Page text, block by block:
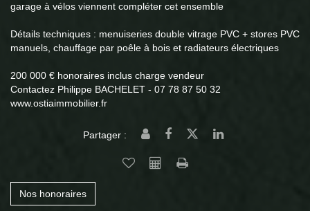
garage à vélos viennent compléter cet ensemble
Détails techniques : menuiseries double vitrage PVC + stores PVC
manuels, chauffage par poêle à bois et radiateurs électriques
200 000 € honoraires inclus charge vendeur
Contactez Philippe BACHELET - 07 78 87 50 32
www.ostiaimmobilier.fr
Partager :
Nos honoraires